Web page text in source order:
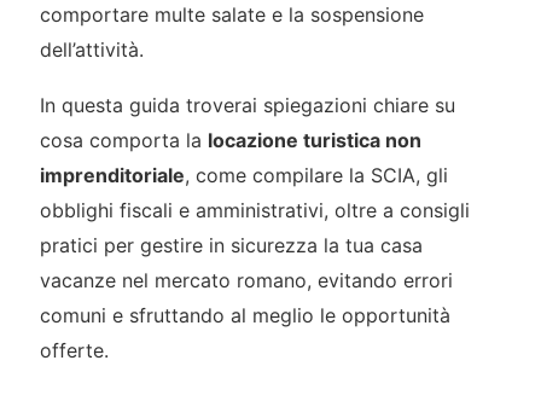
comportare multe salate e la sospensione
dell’attività.
In questa guida troverai spiegazioni chiare su
cosa comporta la locazione turistica non
imprenditoriale, come compilare la SCIA, gli
obblighi fiscali e amministrativi, oltre a consigli
pratici per gestire in sicurezza la tua casa
vacanze nel mercato romano, evitando errori
comuni e sfruttando al meglio le opportunità
offerte.